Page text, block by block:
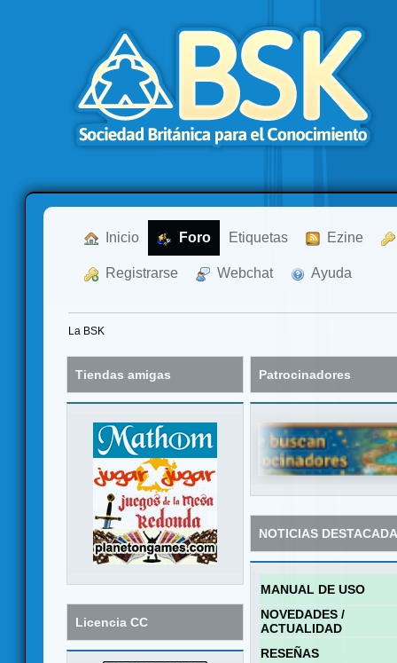
Inicio Foro Etiquetas Ezine
Registrarse Webchat Ayuda
La BSK
Tiendas amigas
Licencia CC
Patrocinadores
NOTICIAS
MANUAL DE USO
NOVEDADES /
ACTUALIDAD
RESEÑAS